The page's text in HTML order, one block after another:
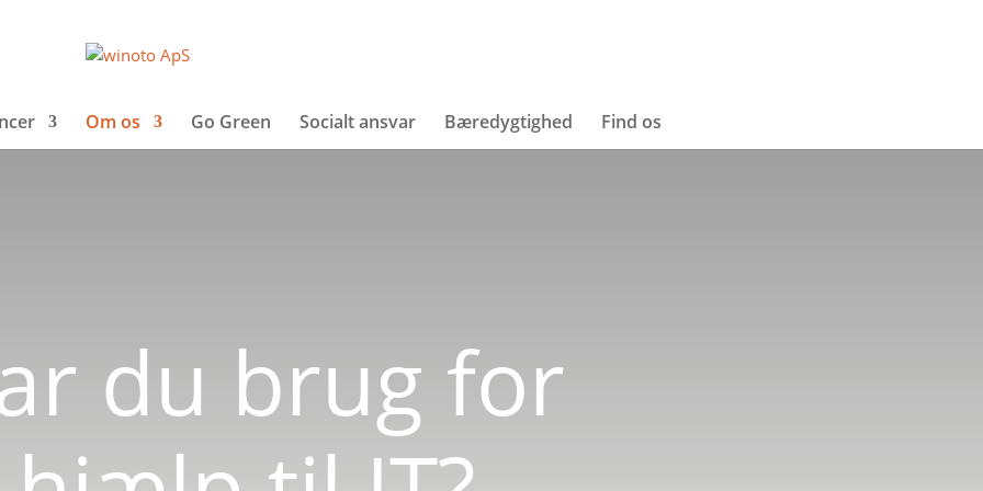
Om os Go Green Socialt ansvar Bæredygtighed Find os
du brug for